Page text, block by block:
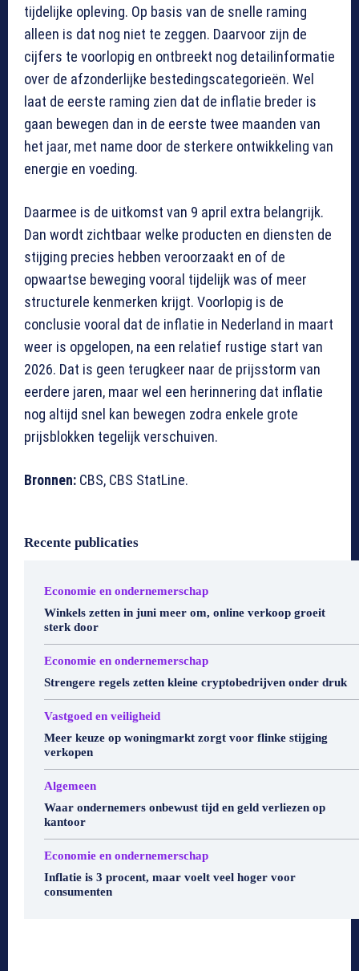
tijdelijke opleving. Op basis van de snelle raming
alleen is dat nog niet te zeggen. Daarvoor zijn de
cijfers te voorlopig en ontbreekt nog detailinformatie
over de afzonderlijke bestedingscategorieën. Wel
laat de eerste raming zien dat de inflatie breder is
gaan bewegen dan in de eerste twee maanden van
het jaar, met name door de sterkere ontwikkeling van
energie en voeding.
Daarmee is de uitkomst van 9 april extra belangrijk.
Dan wordt zichtbaar welke producten en diensten de
stijging precies hebben veroorzaakt en of de
opwaartse beweging vooral tijdelijk was of meer
structurele kenmerken krijgt. Voorlopig is de
conclusie vooral dat de inflatie in Nederland in maart
weer is opgelopen, na een relatief rustige start van
2026. Dat is geen terugkeer naar de prijsstorm van
eerdere jaren, maar wel een herinnering dat inflatie
nog altijd snel kan bewegen zodra enkele grote
prijsblokken tegelijk verschuiven.
Bronnen: CBS, CBS StatLine.
Recente publicaties
Economie en ondernemerschap
Winkels zetten in juni meer om, online verkoop groeit
sterk door
Economie en ondernemerschap
Strengere regels zetten kleine cryptobedrijven onder druk
Vastgoed en veiligheid
Meer keuze op woningmarkt zorgt voor flinke stijging
verkopen
Algemeen
Waar ondernemers onbewust tijd en geld verliezen op
kantoor
Economie en ondernemerschap
Inflatie is 3 procent, maar voelt veel hoger voor
consumenten